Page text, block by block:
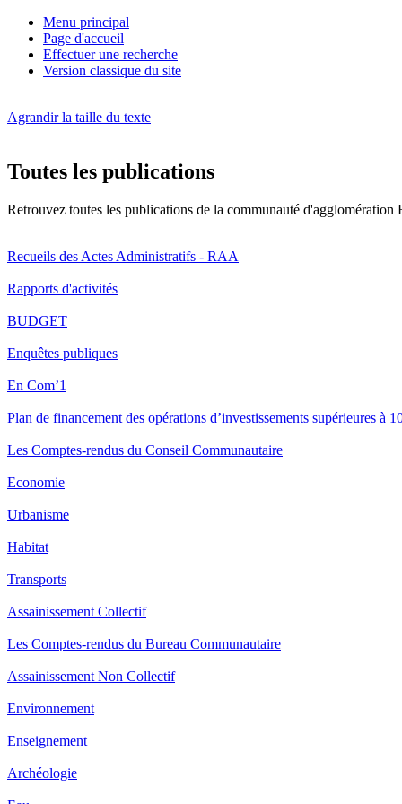
Menu principal
Page d'accueil
Effectuer une recherche
Version classique du site
Agrandir la taille du texte
Toutes les publications
Retrouvez toutes les publications de la communauté d'agglomération
Recueils des Actes Administratifs - RAA
Rapports d'activités
BUDGET
Enquêtes publiques
En Com’1
Plan de financement des opérations d’investissements supérieures à
Les Comptes-rendus du Conseil Communautaire
Economie
Urbanisme
Habitat
Transports
Assainissement Collectif
Les Comptes-rendus du Bureau Communautaire
Assainissement Non Collectif
Environnement
Enseignement
Archéologie